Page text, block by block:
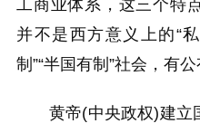
工商业体系，这三个特
并不是西方意义上的“
制”“半国有制”社会，有
黄帝(中央政权)建立